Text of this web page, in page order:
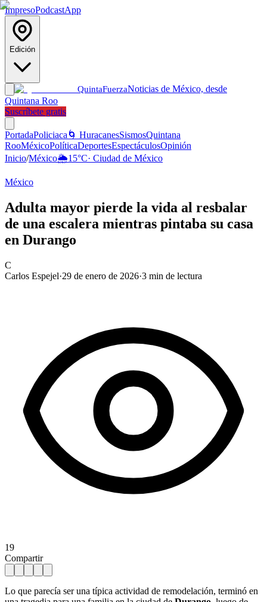
ImpresoPodcastApp
Edición
QuintaFuerzaNoticias de México, desde
Quintana Roo
Suscríbete gratis
PortadaPoliciaca 🌀 HuracanesSismosQuintana
RooMéxicoPolíticaDeportesEspectáculosOpinión
Inicio/México🌦️15°C· Ciudad de México
México
Adulta mayor pierde la vida al resbalar
de una escalera mientras pintaba su casa
en Durango
C
Carlos Espejel·29 de enero de 2026·3 min de lectura
19
Compartir
Lo que parecía ser una típica actividad de remodelación, terminó en